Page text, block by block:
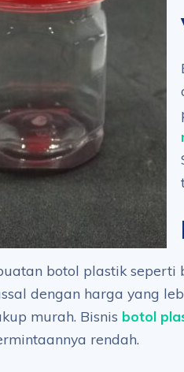
botol plastik
dengan harga yang
murah. Bisnis botol
rendah.